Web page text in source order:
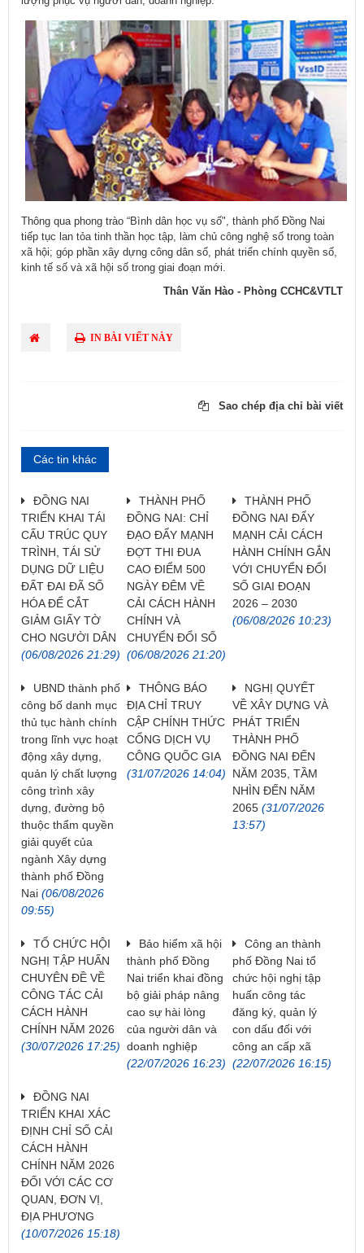
Thông qua phong trào “Bình dân học vụ số", thành phố Đồng Nai
tiếp tục lan tỏa tinh thần học tập, làm chủ công nghệ số trong toàn
xã hội; góp phần xây dựng công dân số, phát triển chính quyền số,
kinh tế số và xã hội số trong giai đoạn mới.​
Thân Văn Hào - Phòng CCHC&VTLT
IN BÀI VIẾT NÀY
Sao chép địa chỉ bài viết
Các tin khác
ĐỒNG NAI
TRIỂN KHAI TÁI
CẤU TRÚC QUY
TRÌNH, TÁI SỬ
DỤNG DỮ LIỆU
ĐẤT ĐAI ĐÃ SỐ
HÓA ĐỂ CẮT
GIẢM GIẤY TỜ
CHO NGƯỜI DÂN
(06/08/2026 21:29)
THÀNH PHỐ
ĐỒNG NAI: CHỈ
ĐẠO ĐẨY MẠNH
ĐỢT THI ĐUA
CAO ĐIỂM 500
NGÀY ĐÊM VỀ
CẢI CÁCH HÀNH
CHÍNH VÀ
CHUYỂN ĐỔI SỐ
(06/08/2026 21:20)
THÀNH PHỐ
ĐỒNG NAI ĐẨY
MẠNH CẢI CÁCH
HÀNH CHÍNH GẮN
VỚI CHUYỂN ĐỔI
SỐ GIAI ĐOẠN
2026 – 2030
(06/08/2026 10:23)
UBND thành phố
công bố danh mục
thủ tục hành chính
trong lĩnh vực hoạt
động xây dựng,
quản lý chất lượng
công trình xây
dựng, đường bộ
thuộc thẩm quyền
giải quyết của
ngành Xây dựng
thành phố Đồng
Nai (06/08/2026
09:55)
THÔNG BÁO
ĐỊA CHỈ TRUY
CẬP CHÍNH THỨC
CỔNG DỊCH VỤ
CÔNG QUỐC GIA
(31/07/2026 14:04)
NGHỊ QUYẾT
VỀ XÂY DỰNG VÀ
PHÁT TRIỂN
THÀNH PHỐ
ĐỒNG NAI ĐẾN
NĂM 2035, TẦM
NHÌN ĐẾN NĂM
2065(31/07/2026
13:57)
TỔ CHỨC HỘI
NGHỊ TẬP HUẤN
CHUYÊN ĐỀ VỀ
CÔNG TÁC CẢI
CÁCH HÀNH
CHÍNH NĂM 2026
(30/07/2026 17:25)
Bảo hiểm xã hội
thành phố Đồng
Nai triển khai đồng
bộ giải pháp nâng
cao sự hài lòng
của người dân và
doanh nghiệp
(22/07/2026 16:23)
Công an thành
phố Đồng Nai tổ
chức hội nghị tập
huấn công tác
đăng ký, quản lý
con dấu đối với
công an cấp xã
(22/07/2026 16:15)
ĐỒNG NAI
TRIỂN KHAI XÁC
ĐỊNH CHỈ SỐ CẢI
CÁCH HÀNH
CHÍNH NĂM 2026
ĐỐI VỚI CÁC CƠ
QUAN, ĐƠN VỊ,
ĐỊA PHƯƠNG
(10/07/2026 15:18)